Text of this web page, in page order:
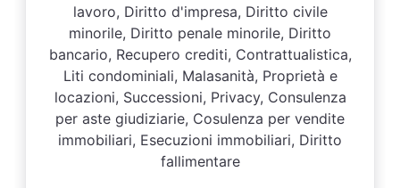
lavoro, Diritto d'impresa, Diritto civile
minorile, Diritto penale minorile, Diritto
bancario, Recupero crediti, Contrattualistica,
Liti condominiali, Malasanità, Proprietà e
locazioni, Successioni, Privacy, Consulenza
per aste giudiziarie, Cosulenza per vendite
immobiliari, Esecuzioni immobiliari, Diritto
fallimentare